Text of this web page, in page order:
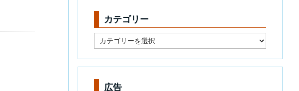
カテゴリー
テ
リ
広告